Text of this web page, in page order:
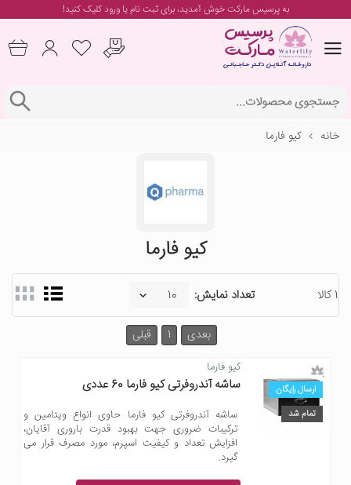
به پرسیس مارکت خوش آمدید، برایثبت نام یا ورودکلیک کنید!
خانه کیو فارما
کیو فارما
1 کالا تعداد نمایش:
قبلی 1 بعدی
ارسال رایگان
تمام شد
کیو فارما
ساشه آندروفرتی کیو فارما 60 عددی
ساشه آندروفرتی کیو فارما حاوی انواع ویتامین و
ترکیبات ضروری جهت بهبود قدرت باروری آقایان،
افزایش تعداد و کیفیت اسپرم، مورد مصرف قرار می
گیرد.